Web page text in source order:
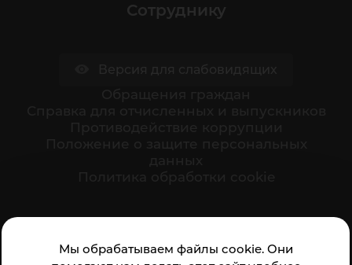
Мы обрабатываем файлы cookie. Они
Сотруднику
организации: